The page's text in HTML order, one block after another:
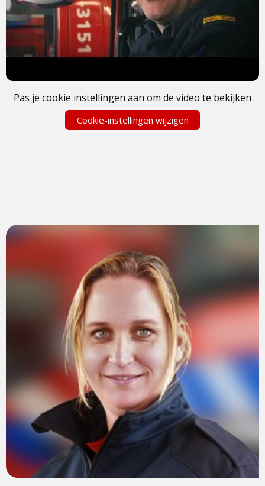
Pas je cookie instellingen aan om de video te bekijken
Cookie-instellingen wijzigen